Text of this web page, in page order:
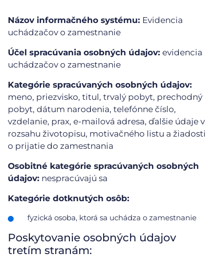
Názov informačného systému: Evidencia
uchádzačov o zamestnanie
Účel spracúvania osobných údajov: evidencia
uchádzačov o zamestnanie
Kategórie spracúvaných osobných údajov:
meno, priezvisko, titul, trvalý pobyt, prechodný
pobyt, dátum narodenia, telefónne číslo,
vzdelanie, prax, e-mailová adresa, ďalšie údaje v
rozsahu životopisu, motivačného listu a žiadosti
o prijatie do zamestnania
Osobitné kategórie spracúvaných osobných
údajov: nespracúvajú sa
Kategórie dotknutých osôb:
fyzická osoba, ktorá sa uchádza o zamestnanie
Poskytovanie osobných údajov
tretím stranám: